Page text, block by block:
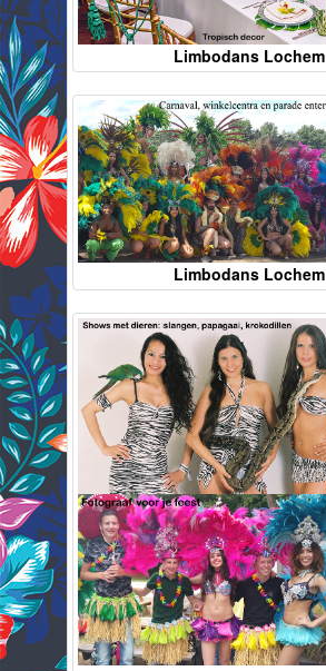
Limbodans Lochem
Limbodans Lochem